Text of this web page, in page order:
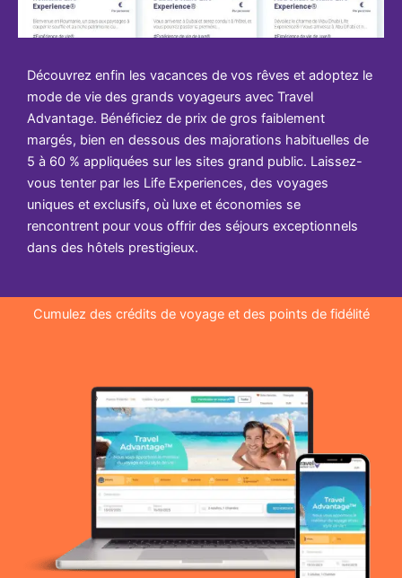
Découvrez enfin les vacances de vos rêves et adoptez le
mode de vie des grands voyageurs avec Travel
Advantage. Bénéficiez de prix de gros faiblement
margés, bien en dessous des majorations habituelles de
5 à 60 % appliquées sur les sites grand public. Laissez-
vous tenter par les Life Experiences, des voyages
uniques et exclusifs, où luxe et économies se
rencontrent pour vous offrir des séjours exceptionnels
dans des hôtels prestigieux.
Cumulez des crédits de voyage et des points de fidélité